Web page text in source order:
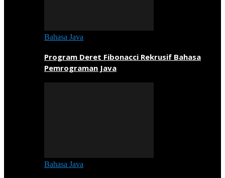
Bahasa Java
Program Deret Fibonacci Rekrusif Bahasa
Pemrograman Java
Bahasa Java